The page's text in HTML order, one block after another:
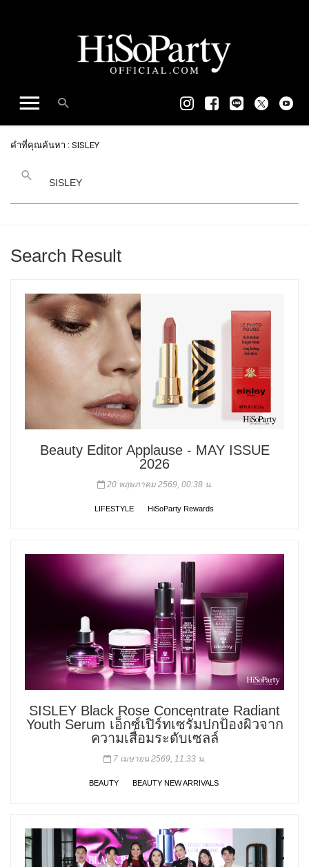
คำที่คุณค้นหา : SISLEY
Search Result
Beauty Editor Applause - MAY ISSUE
2026
20 พฤษภาคม 2569, 00:38 น.
LIFESTYLE HiSoParty Rewards
SISLEY Black Rose Concentrate Radiant
Youth Serum เอ็กซ์เปิร์ทเซรั่มปกป้องผิวจาก
ความเสื่อมระดับเซลล์
7 เมษายน 2569, 11:33 น.
BEAUTY BEAUTY NEW ARRIVALS